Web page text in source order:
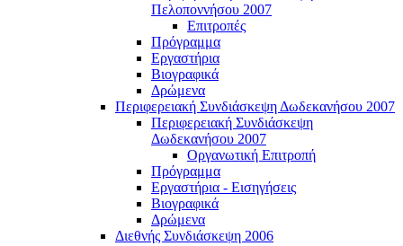
Πελοποννήσου 2007
Επιτροπές
Πρόγραμμα
Εργαστήρια
Βιογραφικά
Δρώμενα
Περιφερειακή Συνδιάσκεψη Δωδεκανήσου 2007
Περιφερειακή Συνδιάσκεψη
Δωδεκανήσου 2007
Οργανωτική Επιτροπή
Πρόγραμμα
Εργαστήρια - Εισηγήσεις
Βιογραφικά
Δρώμενα
Διεθνής Συνδιάσκεψη 2006